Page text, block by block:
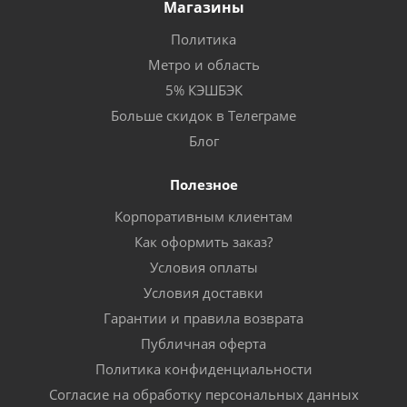
Магазины
Политика
Метро и область
5% КЭШБЭК
Больше скидок в Телеграме
Блог
Полезное
Корпоративным клиентам
Как оформить заказ?
Условия оплаты
Условия доставки
Гарантии и правила возврата
Публичная оферта
Политика конфиденциальности
Согласие на обработку персональных данных